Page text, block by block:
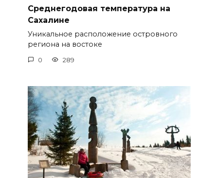
Среднегодовая температура на
Сахалине
Уникальное расположение островного
региона на востоке
0 289